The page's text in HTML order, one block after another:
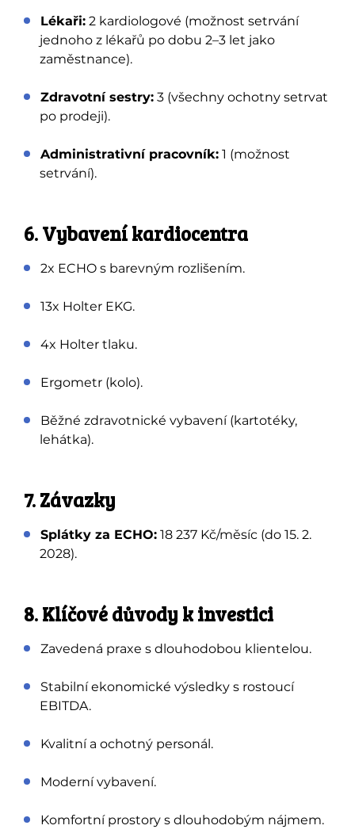
Lékaři: 2 kardiologové (možnost setrvání
jednoho z lékařů po dobu 2–3 let jako
zaměstnance).
Zdravotní sestry: 3 (všechny ochotny setrvat
po prodeji).
Administrativní pracovník: 1 (možnost
setrvání).
6. Vybavení kardiocentra
2x ECHO s barevným rozlišením.
13x Holter EKG.
4x Holter tlaku.
Ergometr (kolo).
Běžné zdravotnické vybavení (kartotéky,
lehátka).
7. Závazky
Splátky za ECHO: 18 237 Kč/měsíc (do 15. 2.
2028).
8. Klíčové důvody k investici
Zavedená praxe s dlouhodobou klientelou.
Stabilní ekonomické výsledky s rostoucí
EBITDA.
Kvalitní a ochotný personál.
Moderní vybavení.
Komfortní prostory s dlouhodobým nájmem.